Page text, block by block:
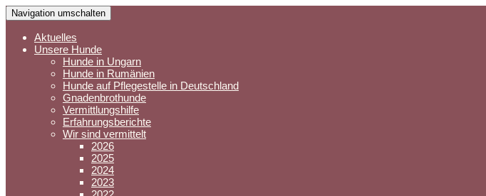
Navigation umschalten
Aktuelles
Unsere Hunde
Hunde in Ungarn
Hunde in Rumänien
Hunde auf Pflegestelle in Deutschland
Gnadenbrothunde
Vermittlungshilfe
Erfahrungsberichte
Wir sind vermittelt
2026
2025
2024
2023